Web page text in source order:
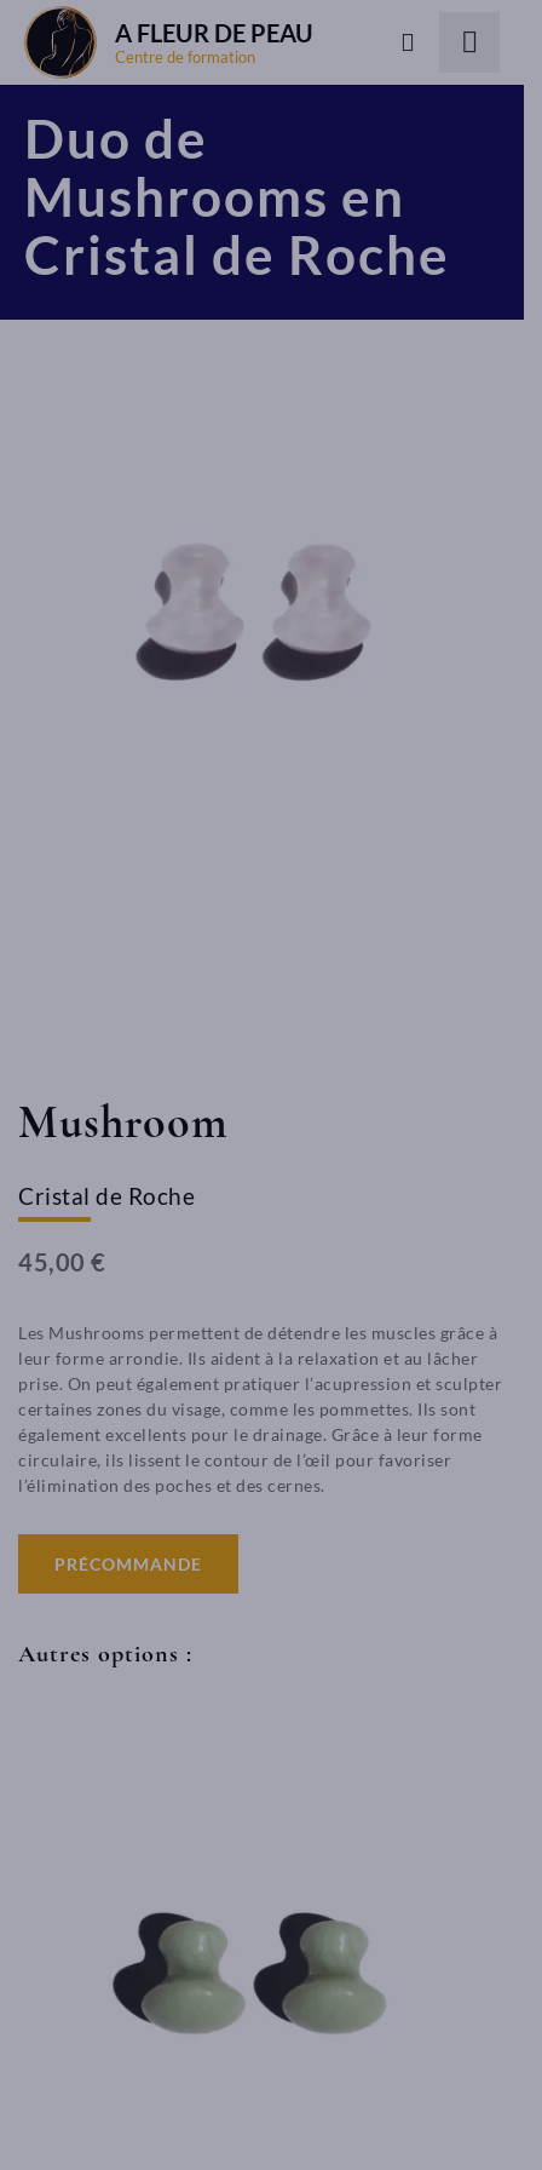
A FLEUR DE PEAU
Centre de formation
Duo de
Mushrooms en
Cristal de Roche
Mushroom
Cristal de Roche
45,00 €
Les Mushrooms permettent de détendre les muscles grâce à
leur forme arrondie. Ils aident à la relaxation et au lâcher
prise. On peut également pratiquer l’acupression et sculpter
certaines zones du visage, comme les pommettes. Ils sont
également excellents pour le drainage. Grâce à leur forme
circulaire, ils lissent le contour de l’œil pour favoriser
l’élimination des poches et des cernes.
PRÉCOMMANDE
Autres options :